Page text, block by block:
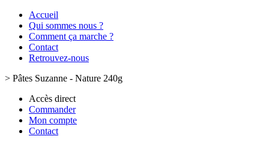
Accueil
Qui sommes nous ?
Comment ça marche ?
Contact
Retrouvez-nous
> Pâtes Suzanne - Nature 240g
Accès direct
Commander
Mon compte
Contact